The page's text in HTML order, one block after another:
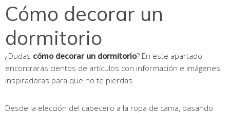
Cómo decorar un
dormitorio
¿Dudas cómo decorar un dormitorio? En este apartado
encontrarás cientos de artículos con información e imágenes
inspiradoras para que no te pierdas.
Desde la elección del cabecero a la ropa de cama, pasando